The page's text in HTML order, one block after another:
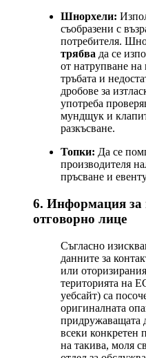
Шнорхели:
съобразени с
потребителя.
трябва да се
от натрупване на
тръбата и
дробове за
употреба
мундщук и
разкъсване.
Топки: Да се
производителя
пръсване и
6. Информация за
отговорно лице
Съгласно
данните за
или
територията на
уебсайт) са
оригиналната
придружаващата
всеки конкретен
на такива, моля